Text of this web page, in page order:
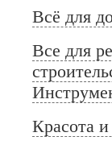
Всё для
Все для
Красота и